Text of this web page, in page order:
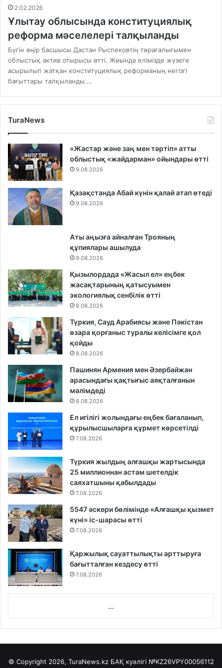
2.02.2026
Ұлытау облысында конституциялық
реформа мәселелері талқыланды
Бүгін өңір басшысы Дастан Рыспековтің төрағалығымен
облыстық актив отырысы өтті. Жиында елімізде жүзеге
асырылып жатқан конституциялық реформаның негізгі
бағыттары талқыланды.…
TuraNews
«Жастар және заң мен тәртіп» атты
облыстық «жайдарман» ойындары өтті
9.08.2026
Қазақстанда Абай күнін қалай атап өтеді
9.08.2026
Аты аңызға айналған Трояның
құпиялары ашылуда
9.08.2026
Қызылордада «Жасыл ел» еңбек
жасақтарының қатысуымен
экологиялық сенбілік өтті
8.08.2026
Түркия, Сауд Арабиясы және Пәкістан
өзара қорғаныс туралы келісімге қол
қойды
8.08.2026
Пашинян Армения мен Әзербайжан
арасындағы қақтығыс аяқталғанын
мәлімдеді
8.08.2026
Ел игілігі жолындағы еңбек бағаланып,
құрылысшыларға құрмет көрсетілді
7.08.2026
Түркия жылдың алғашқы жартысында
25 миллионнан астам шетелдік
саяхатшыны қабылдады
7.08.2026
5547 әскери бөлімінде «Алғашқы қызмет
күні» іс-шарасы өтті
7.08.2026
Қаржылық сауаттылықты арттыруға
бағытталған кездесу өтті
7.08.2026
...
© Copyright 2026, TuraNews.kz БАҚ куәлігі №KZ26VPY00056112